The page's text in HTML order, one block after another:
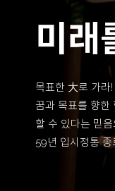
미래
목표한 大로 가라
꿈과 목표를 향한
할 수 있다는 믿
59년 입시정통